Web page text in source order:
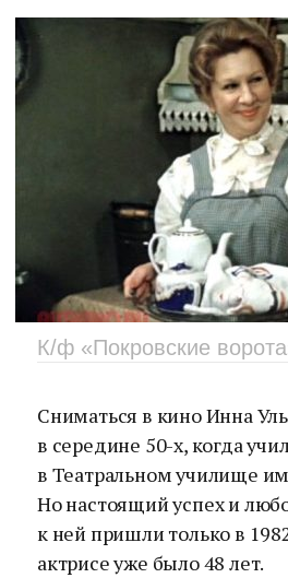
К/ф «Покровские
Сниматься в кино Инна
в середине 50-х, когда
в Театральном училище
Но настоящий успех и
к ней пришли только в
актрисе уже было 48 лет.